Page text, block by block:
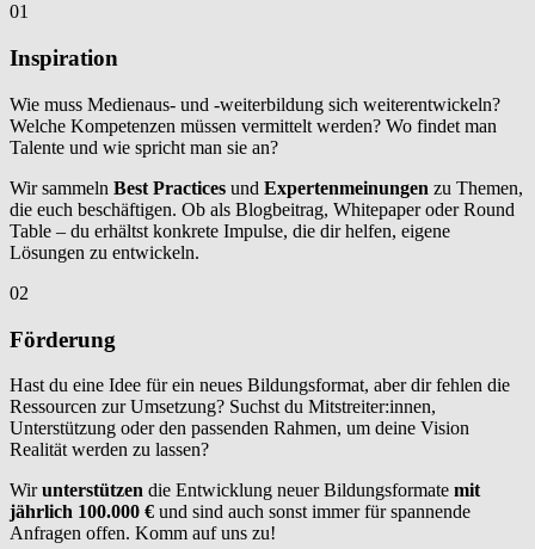
01
Inspiration
Wie muss Medienaus- und -weiterbildung sich weiterentwickeln?
Welche Kompetenzen müssen vermittelt werden? Wo findet man
Talente und wie spricht man sie an?
Wir sammeln Best Practices und Expertenmeinungen zu Themen,
die euch beschäftigen. Ob als Blogbeitrag, Whitepaper oder Round
Table – du erhältst konkrete Impulse, die dir helfen, eigene
Lösungen zu entwickeln.
02
Förderung
Hast du eine Idee für ein neues Bildungsformat, aber dir fehlen die
Ressourcen zur Umsetzung? Suchst du Mitstreiter:innen,
Unterstützung oder den passenden Rahmen, um deine Vision
Realität werden zu lassen?
Wirunterstützen die Entwicklung neuer Bildungsformate mit
jährlich 100.000 € und sind auch sonst immer für spannende
Anfragen offen. Komm auf uns zu!